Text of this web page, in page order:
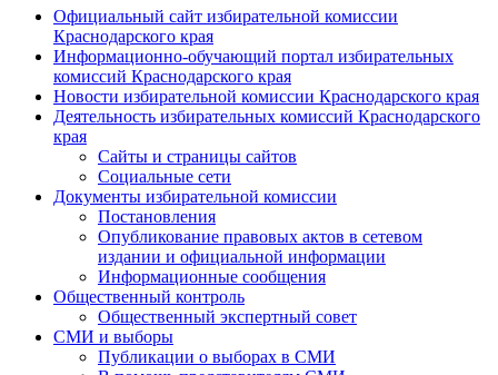
Официальный сайт избирательной комиссии
Краснодарского края
Информационно-обучающий портал избирательных
комиссий Краснодарского края
Новости избирательной комиссии Краснодарского края
Деятельность избирательных комиссий Краснодарского
края
Сайты и страницы сайтов
Социальные сети
Документы избирательной комиссии
Постановления
Опубликование правовых актов в сетевом
издании и официальной информации
Информационные сообщения
Общественный контроль
Общественный экспертный совет
СМИ и выборы
Публикации о выборах в СМИ